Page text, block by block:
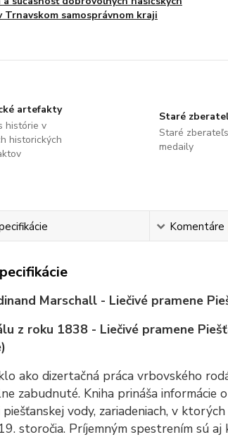
Trnavskom samosprávnom kraji
artefakty
histórie v
historických
Staré
Staré
medaily
Komentáre
Marschall - Liečivé pramene
z roku 1838 - Liečivé pramene
ako dizertačná práca vrbovského
zabudnuté. Kniha prináša informácie
piešťanskej vody, zariadeniach, v
storočia. Príjemným spestrením sú